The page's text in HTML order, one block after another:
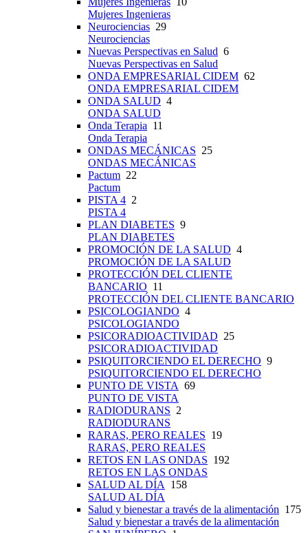
Mujeres Ingenieras
Neurociencias 29
Neurociencias
Nuevas Perspectivas en Salud 6
Nuevas Perspectivas en Salud
ONDA EMPRESARIAL CIDEM 62
ONDA EMPRESARIAL CIDEM
ONDA SALUD 4
ONDA SALUD
Onda Terapia 11
Onda Terapia
ONDAS MECÁNICAS 25
ONDAS MECÁNICAS
Pactum 22
Pactum
PISTA 4 2
PISTA 4
PLAN DIABETES 9
PLAN DIABETES
PROMOCIÓN DE LA SALUD 4
PROMOCIÓN DE LA SALUD
PROTECCIÓN DEL CLIENTE
BANCARIO 11
PROTECCIÓN DEL CLIENTE BANCARIO
PSICOLOGIANDO 4
PSICOLOGIANDO
PSICORADIOACTIVIDAD 25
PSICORADIOACTIVIDAD
PSIQUITORCIENDO EL DERECHO 9
PSIQUITORCIENDO EL DERECHO
PUNTO DE VISTA 69
PUNTO DE VISTA
RADIODURANS 2
RADIODURANS
RARAS, PERO REALES 19
RARAS, PERO REALES
RETOS EN LAS ONDAS 192
RETOS EN LAS ONDAS
SALUD AL DÍA
158
SALUD AL DÍA
Salud y bienestar a través de la alimentación 175
Salud y bienestar a través de la alimentación